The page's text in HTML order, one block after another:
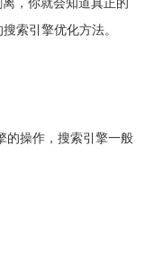
索引擎优化方法。
的操作，搜索引擎一般